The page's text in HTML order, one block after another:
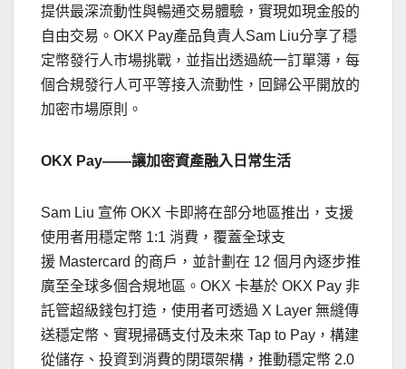
提供最深流動性與暢通交易體驗，實現如現金般的
自由交易。OKX Pay產品負責人Sam Liu分享了穩
定幣發行人市場挑戰，並指出透過統一訂單簿，每
個合規發行人可平等接入流動性，回歸公平開放的
加密市場原則。
OKX Pay——讓加密資產融入日常生活
Sam Liu 宣佈 OKX 卡即將在部分地區推出，支援
使用者用穩定幣 1:1 消費，覆蓋全球支
援 Mastercard 的商戶，並計劃在 12 個月內逐步推
廣至全球多個合規地區。OKX 卡基於 OKX Pay 非
託管超級錢包打造，使用者可透過 X Layer 無縫傳
送穩定幣、實現掃碼支付及未來 Tap to Pay，構建
從儲存、投資到消費的閉環架構，推動穩定幣 2.0